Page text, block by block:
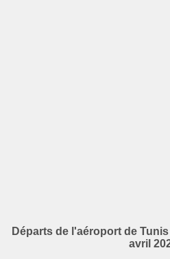
Départs de l'aéroport de
avril